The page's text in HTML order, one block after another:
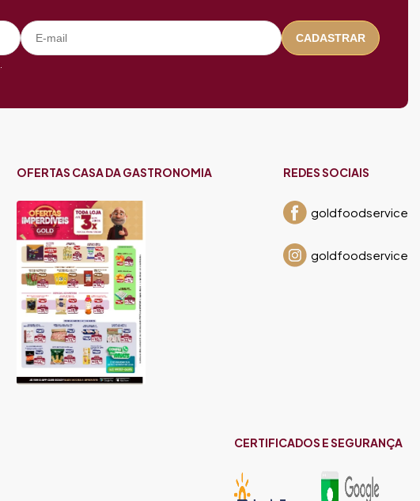
CADASTRAR
.
OFERTAS CASA DA GASTRONOMIA REDES SOCIAIS
goldfoodservice
goldfoodservice
CERTIFICADOS E SEGURANÇA